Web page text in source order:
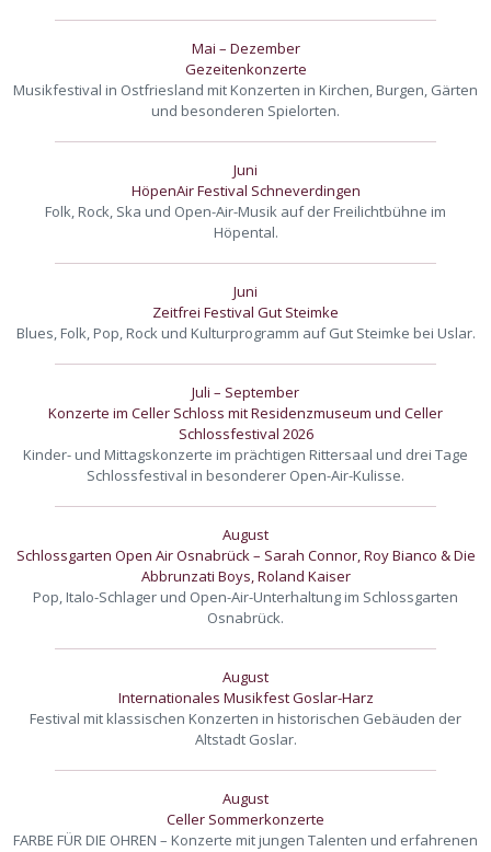
Mai – Dezember
Gezeitenkonzerte
Musikfestival in Ostfriesland mit Konzerten in Kirchen, Burgen, Gärten
und besonderen Spielorten.
Juni
HöpenAir Festival Schneverdingen
Folk, Rock, Ska und Open-Air-Musik auf der Freilichtbühne im
Höpental.
Juni
Zeitfrei Festival Gut Steimke
Blues, Folk, Pop, Rock und Kulturprogramm auf Gut Steimke bei Uslar.
Juli – September
Konzerte im Celler Schloss mit Residenzmuseum und Celler
Schlossfestival 2026
Kinder- und Mittagskonzerte im prächtigen Rittersaal und drei Tage
Schlossfestival in besonderer Open-Air-Kulisse.
August
Schlossgarten Open Air Osnabrück – Sarah Connor, Roy Bianco & Die
Abbrunzati Boys, Roland Kaiser
Pop, Italo-Schlager und Open-Air-Unterhaltung im Schlossgarten
Osnabrück.
August
Internationales Musikfest Goslar-Harz
Festival mit klassischen Konzerten in historischen Gebäuden der
Altstadt Goslar.
August
Celler Sommerkonzerte
FARBE FÜR DIE OHREN – Konzerte mit jungen Talenten und erfahrenen